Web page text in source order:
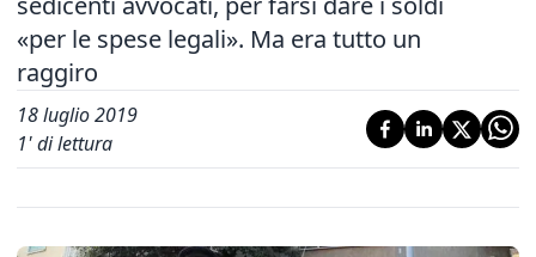
«per le spese legali». Ma era tutto un
raggiro
18 luglio 2019
1' di lettura